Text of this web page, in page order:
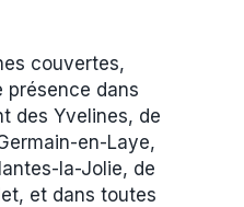
couvertes,
présence dans
des Yvelines, de
en-Laye,
la-Jolie, de
et dans toutes